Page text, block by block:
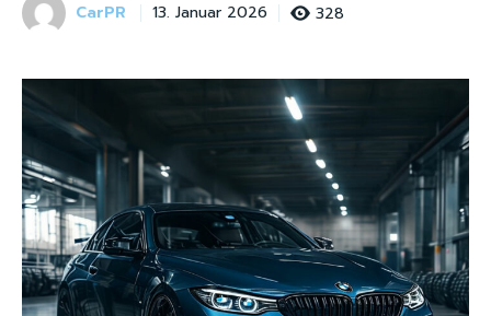
CarPR 13. Januar 2026 328